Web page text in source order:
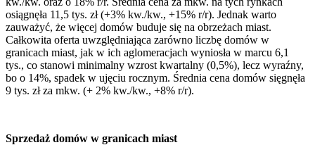
osiągnęła 11,5 tys. zł (+3% kw./kw., +15% r/r). Jednak warto
zauważyć, że więcej domów buduje się na obrzeżach miast.
Całkowita oferta uwzględniająca zarówno liczbę domów w
granicach miast, jak w ich aglomeracjach wyniosła w marcu 6,1
tys., co stanowi minimalny wzrost kwartalny (0,5%), lecz wyraźny,
bo o 14%, spadek w ujęciu rocznym. Średnia cena domów sięgnęła
9 tys. zł za mkw. (+ 2% kw./kw., +8% r/r).
Sprzedaż domów w granicach miast